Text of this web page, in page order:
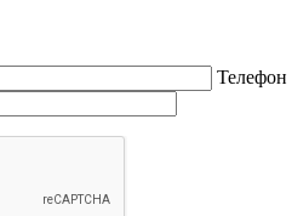
Телефон